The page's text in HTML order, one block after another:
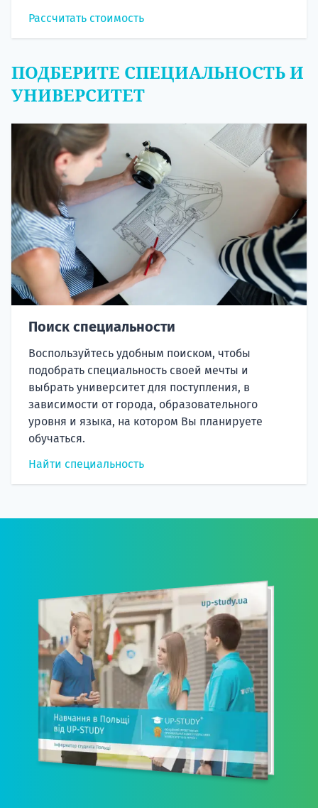
Рассчитать стоимость
ПОДБЕРИТЕ СПЕЦИАЛЬНОСТЬ И
УНИВЕРСИТЕТ
Поиск специальности
Воспользуйтесь удобным поиском, чтобы
подобрать специальность своей мечты и
выбрать университет для поступления, в
зависимости от города, образовательного
уровня и языка, на котором Вы планируете
обучаться.
Найти специальность